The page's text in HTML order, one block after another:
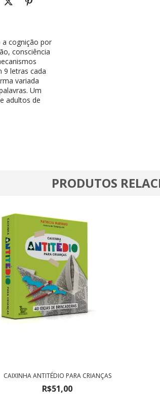
a cognição por
consciência
9 letras cada
variada
Um
adultos de
PRODUTOS
CAIXINHA ANTITÉDIO PARA CRIANÇAS
R$51,00